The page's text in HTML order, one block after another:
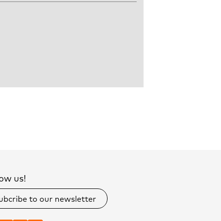
us!
to our newsletter